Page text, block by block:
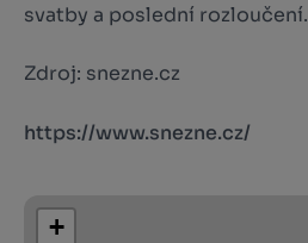
svatby a poslední rozloučení.
Zdroj: snezne.cz
https://www.snezne.cz/
+